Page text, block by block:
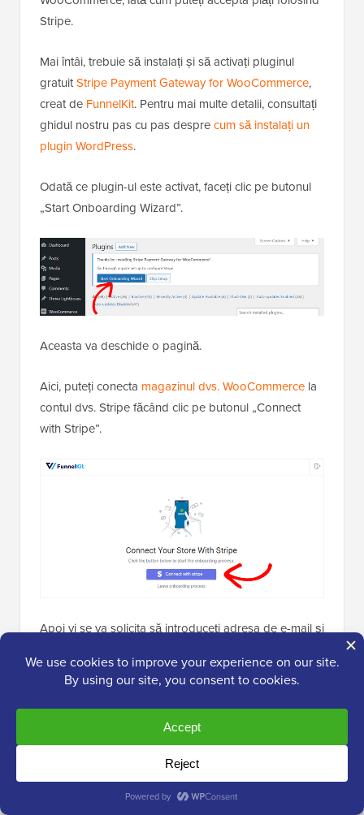
Stripe.
Mai întâi, trebuie să instalați și să activați pluginul
gratuitStripe Payment Gateway for WooCommerce,
creat de FunnelKit. Pentru mai multe detalii, consultați
ghidul nostru pas cu pas desprecum să instalați un
plugin WordPress.
Odată ce plugin-ul este activat, faceți clic pe butonul
„Start Onboarding Wizard”.
Aceasta va deschide o pagină.
Aici, puteți conecta magazinul dvs. WooCommerce la
contul dvs. Stripe făcând clic pe butonul „Connect
with Stripe”.
Apoi vi se va solicita să introduceți adresa de e-mail și
După aceea, faceți clic pe butonul „Autentificare”
pentru a continua.